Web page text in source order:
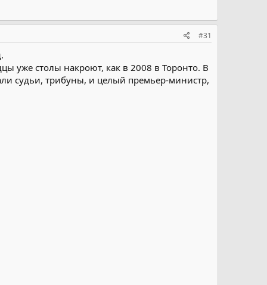
#31
уже столы накроют, как в 2008 в Торонто. В
судьи, трибуны, и целый премьер-министр,